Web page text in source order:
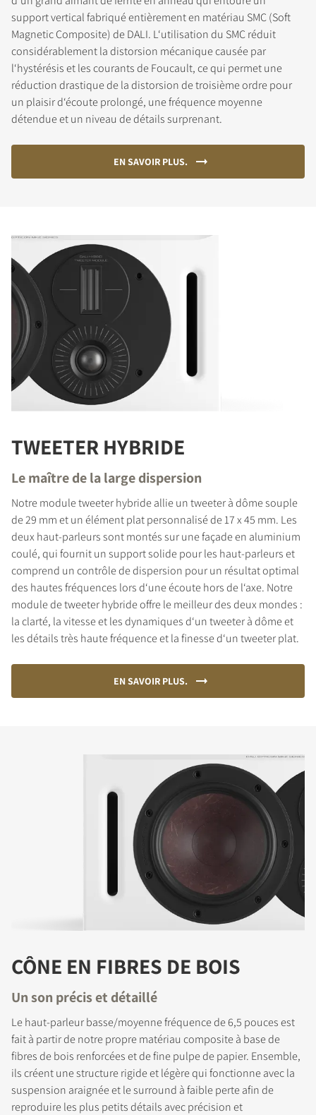
support vertical fabriqué entièrement en matériau SMC (Soft
Magnetic Composite) de DALI. L‘utilisation du SMC réduit
considérablement la distorsion mécanique causée par
l‘hystérésis et les courants de Foucault, ce qui permet une
réduction drastique de la distorsion de troisième ordre pour
un plaisir d‘écoute prolongé, une fréquence moyenne
détendue et un niveau de détails surprenant.
EN SAVOIR PLUS.
TWEETER HYBRIDE
Le maître de la large dispersion
Notre module tweeter hybride allie un tweeter à dôme souple
de 29 mm et un élément plat personnalisé de 17 x 45 mm. Les
deux haut-parleurs sont montés sur une façade en aluminium
coulé, qui fournit un support solide pour les haut-parleurs et
comprend un contrôle de dispersion pour un résultat optimal
des hautes fréquences lors d‘une écoute hors de l‘axe. Notre
module de tweeter hybride offre le meilleur des deux mondes :
la clarté, la vitesse et les dynamiques d‘un tweeter à dôme et
les détails très haute fréquence et la finesse d‘un tweeter plat.
EN SAVOIR PLUS.
CÔNE EN FIBRES DE BOIS
Un son précis et détaillé
Le haut-parleur basse/moyenne fréquence de 6,5 pouces est
fait à partir de notre propre matériau composite à base de
fibres de bois renforcées et de fine pulpe de papier. Ensemble,
ils créent une structure rigide et légère qui fonctionne avec la
suspension araignée et le surround à faible perte afin de
reproduire les plus petits détails avec précision et